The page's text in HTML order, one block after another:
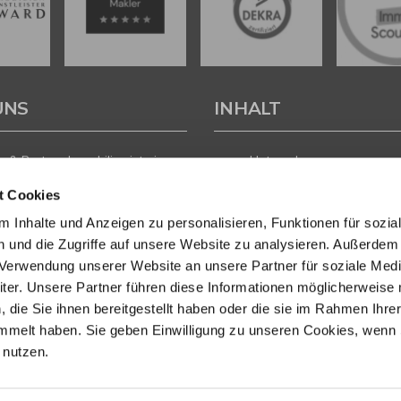
Cookies
Inhalte und Anzeigen zu personalisieren, Funktionen für
und die Zugriffe auf unsere Website zu analysieren. Außerdem
unserer Website an unsere Partner für soziale
Unsere Partner führen diese Informationen möglicherweise
die Sie ihnen bereitgestellt haben oder die sie im Rahmen Ihrer
haben. Sie geben Einwilligung zu unseren Cookies, wenn
& Partner Immobilien ist ein
in der Heidelberg,
Wiesbaden. Unser Team
und -kaufleuten
Eigentümern, Investoren
professionelle
beim Verkauf, der
und der Projektentwicklung.
wurde wir bereits
INHALT
Unternehmen
Regionen
Aktuelles
Kontakt